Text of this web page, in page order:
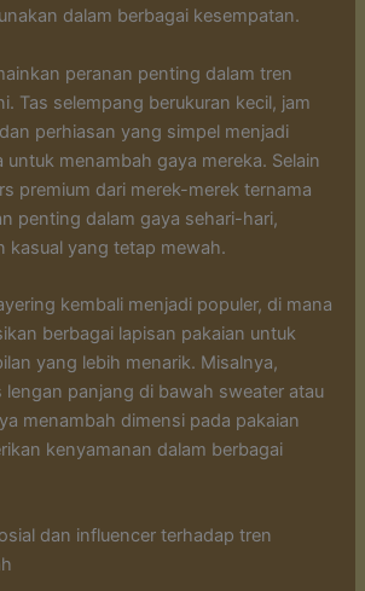
dalam berbagai kesempatan.
peranan penting dalam tren
Tas selempang berukuran kecil, jam
perhiasan yang simpel menjadi
untuk menambah gaya mereka. Selain
premium dari merek-merek ternama
penting dalam gaya sehari-hari,
kasual yang tetap mewah.
kembali menjadi populer, di mana
berbagai lapisan pakaian untuk
yang lebih menarik. Misalnya,
lengan panjang di bawah sweater atau
menambah dimensi pada pakaian
kenyamanan dalam berbagai
dan influencer terhadap tren